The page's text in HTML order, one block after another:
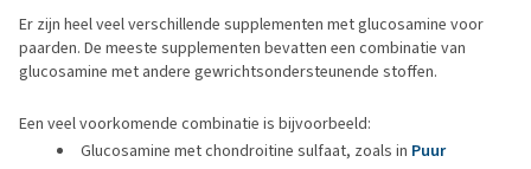
Er zijn heel veel verschillende supplementen met glucosamine voor
paarden. De meeste supplementen bevatten een combinatie van
glucosamine met andere gewrichtsondersteunende stoffen.
Een veel voorkomende combinatie is bijvoorbeeld:
Glucosamine met chondroitine sulfaat, zoals in Puur